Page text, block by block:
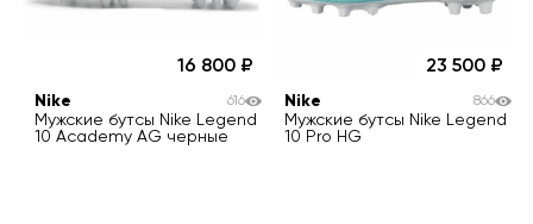
16 800
Nike
Мужские бутсы Nike Legend
10 Academy AG черные
616
23 500
Nike
Мужские бутсы Nike Legend
10 Pro HG
866